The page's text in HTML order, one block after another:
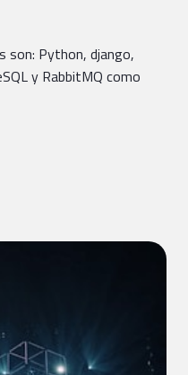
son: Python, django,
y RabbitMQ como